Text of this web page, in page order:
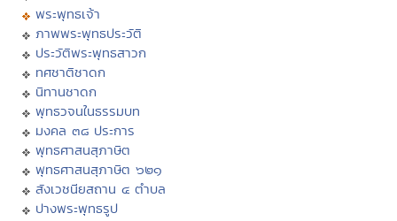
พระพุทธเจ้า
ภาพพระพุทธประวัติ
ประวัติพระพุทธสาวก
ทศชาติชาดก
นิทานชาดก
พุทธวจนในธรรมบท
มงคล ๓๘ ประการ
พุทธศาสนสุภาษิต
พุทธศาสนสุภาษิต ๖๒๑
สังเวชนียสถาน ๔ ตำบล
ปางพระพุทธรูป